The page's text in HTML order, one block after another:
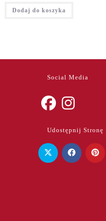
Dodaj do koszyka
Social Media
a
new
in
a
new
Udostępnij Stronę